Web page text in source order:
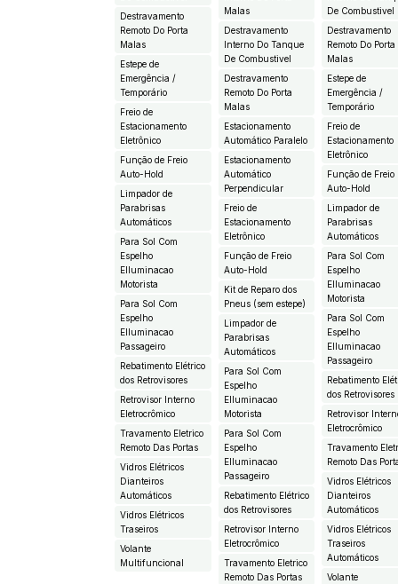
Destravamento
Remoto Do Porta
Malas
Estepe de
Emergência /
Temporário
Freio de
Estacionamento
Eletrônico
Função de Freio
Auto-Hold
Limpador de
Parabrisas
Automáticos
Para Sol Com
Espelho
EIluminacao
Motorista
Para Sol Com
Espelho
EIluminacao
Passageiro
Rebatimento Elétrico
dos Retrovisores
Retrovisor Interno
Eletrocrômico
Travamento Eletrico
Remoto Das Portas
Vidros Elétricos
Dianteiros
Automáticos
Vidros Elétricos
Traseiros
Volante
Multifuncional
Malas
Destravamento
Interno Do Tanque
De Combustivel
Destravamento
Remoto Do Porta
Malas
Estacionamento
Automático Paralelo
Estacionamento
Automático
Perpendicular
Freio de
Estacionamento
Eletrônico
Função de Freio
Auto-Hold
Kit de Reparo dos
Pneus (sem estepe)
Limpador de
Parabrisas
Automáticos
Para Sol Com
Espelho
EIluminacao
Motorista
Para Sol Com
Espelho
EIluminacao
Passageiro
Rebatimento Elétrico
dos Retrovisores
Retrovisor Interno
Eletrocrômico
Travamento Eletrico
Remoto Das Portas
De Combustivel
Destravamento
Remoto Do Porta
Malas
Estepe de
Emergência /
Temporário
Freio de
Estacionamento
Eletrônico
Função de Freio
Auto-Hold
Limpador de
Parabrisas
Automáticos
Para Sol Com
Espelho
EIluminacao
Motorista
Para Sol Com
Espelho
EIluminacao
Passageiro
Rebatimento
dos Retrovisores
Retrovisor
Eletrocrômico
Travamento
Remoto Das
Vidros Elétricos
Dianteiros
Automáticos
Vidros Elétricos
Traseiros
Automáticos
Volante